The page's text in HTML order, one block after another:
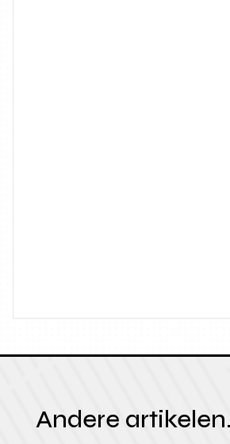
Andere artikelen.